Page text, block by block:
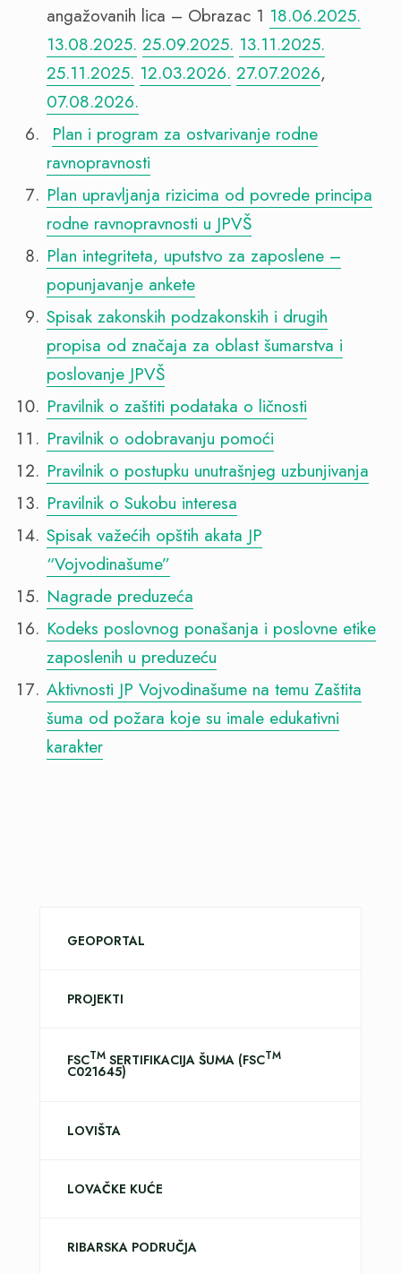
angažovanih lica – Obrazac 1 18.06.2025.
13.08.2025. 25.09.2025. 13.11.2025.
25.11.2025. 12.03.2026. 27.07.2026,
07.08.2026.
Plan i program za ostvarivanje rodne
ravnopravnosti
Plan upravljanja rizicima od povrede principa
rodne ravnopravnosti u JPVŠ
Plan integriteta, uputstvo za zaposlene –
popunjavanje ankete
Spisak zakonskih podzakonskih i drugih
propisa od značaja za oblast šumarstva i
poslovanje JPVŠ
Pravilnik o zaštiti podataka o ličnosti
Pravilnik o odobravanju pomoći
Pravilnik o postupku unutrašnjeg uzbunjivanja
Pravilnik o Sukobu interesa
Spisak važećih opštih akata JP
“Vojvodinašume”
Nagrade preduzeća
Kodeks poslovnog ponašanja i poslovne etike
zaposlenih u preduzeću
Aktivnosti JP Vojvodinašume na temu Zaštita
šuma od požara koje su imale edukativni
karakter
GEOPORTAL
PROJEKTI
FSCTM SERTIFIKACIJA ŠUMA (FSCTM
C021645)
LOVIŠTA
LOVAČKE KUĆE
RIBARSKA PODRUČJA